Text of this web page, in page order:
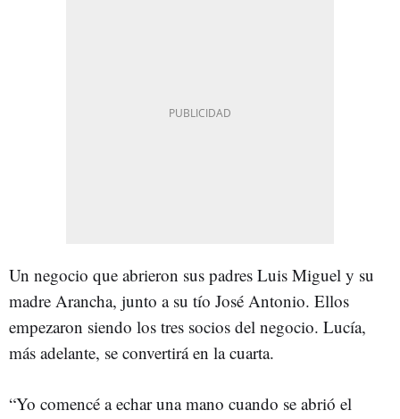
Un negocio que abrieron sus padres Luis Miguel y su
madre Arancha, junto a su tío José Antonio. Ellos
empezaron siendo los tres socios del negocio. Lucía,
más adelante, se convertirá en la cuarta.
“Yo comencé a echar una mano cuando se abrió el